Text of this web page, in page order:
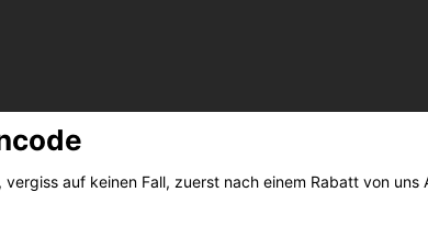
auf keinen Fall, zuerst nach einem Rabatt von